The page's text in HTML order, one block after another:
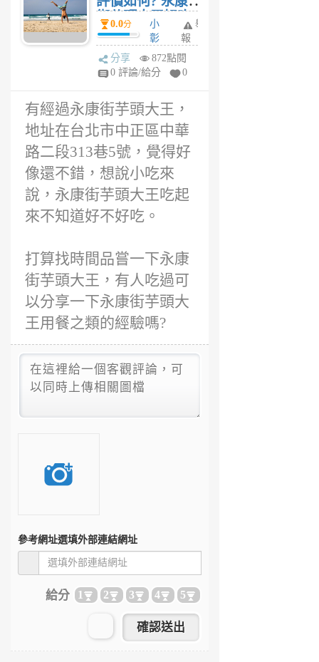
街芋頭大王好吃
嗎?
0.0分
小
彰
6
年
舉
報
分享
872點閱
0 評論/給分
0
有經過永康街芋頭大王，
地址在台北市中正區中華
路二段313巷5號，覺得好
像還不錯，想說小吃來
說，永康街芋頭大王吃起
來不知道好不好吃。
打算找時間品嘗一下永康
街芋頭大王，有人吃過可
以分享一下永康街芋頭大
王用餐之類的經驗嗎?
參考網址選填外部連結網址
給分 1 2 3 4 5